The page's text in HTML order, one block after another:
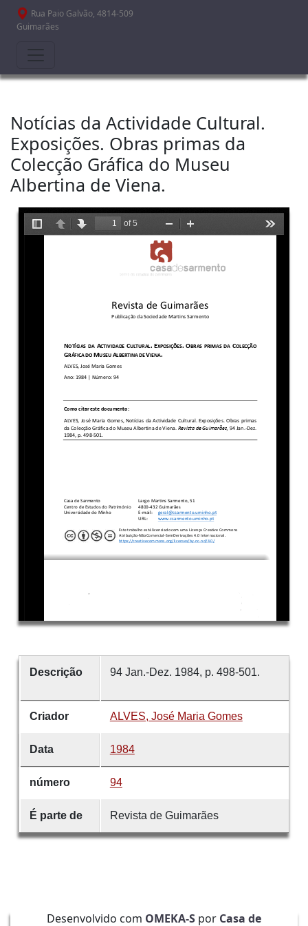
Passar para o conteúdo principal
Rua Paio Galvão, 4814-509
Guimarães
Notícias da Actividade Cultural.
Exposições. Obras primas da
Colecção Gráfica do Museu
Albertina de Viena.
Descrição 94 Jan.-Dez. 1984, p. 498-501.
Criador ALVES, José Maria Gomes
Data 1984
número 94
É parte de Revista de Guimarães
Desenvolvido com OMEKA-S por Casa de